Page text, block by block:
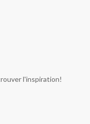
l'inspiration!